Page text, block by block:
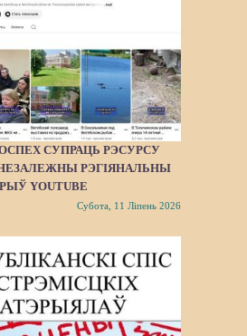
СУПРАЦЬ РЭСУРСУ
РЭГІЯНАЛЬНЫ
YOUTUBE
Субота, 11 Ліпень 2026